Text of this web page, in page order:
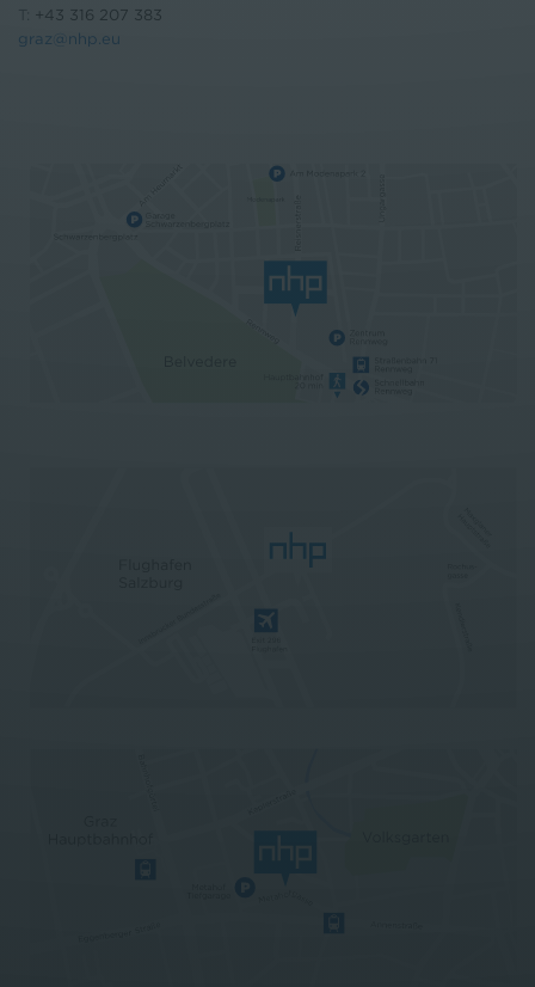
+43 316 207 383
graz@nhp.eu